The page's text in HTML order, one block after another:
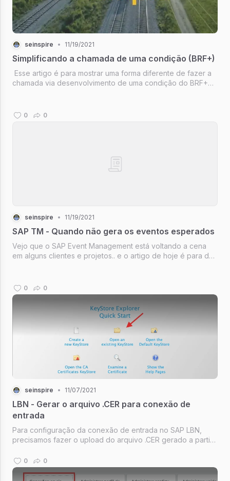
seinspire • 11/19/2021
Simplificando a chamada de uma condição (BRF+)
Esse artigo é para mostrar uma forma diferente de fazer a
chamada via desenvolvimento de uma condição do BRF+
0 0
seinspire • 11/19/2021
SAP TM - Quando não gera os eventos esperados
Vejo que o SAP Event Management está voltando a cena
em alguns clientes e projetos.. e o artigo de hoje é para dar
0 0
seinspire • 11/07/2021
LBN - Gerar o arquivo .CER para conexão de
entrada
Para configuração da conexão de entrada no SAP LBN,
precisamos fazer o upload do arquivo .CER gerado a partir
comentei em outro post você irá precisar de um certificado
para cada ambiente que...
0 0